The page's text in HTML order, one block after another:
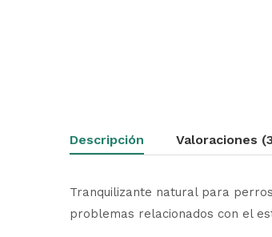
Descripción Valoraciones
Tranquilizante natural para
problemas relacionados con el